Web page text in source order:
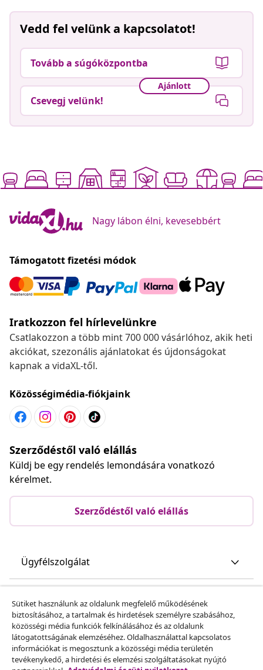
Vedd fel velünk a kapcsolatot!
Tovább a súgóközpontba
Ajánlott
Csevegj velünk!
Nagy lábon élni, kevesebbért
Támogatott fizetési módok
Iratkozzon fel hírlevelünkre
Csatlakozzon a több mint 700 000 vásárlóhoz, akik heti
akciókat, szezonális ajánlatokat és újdonságokat
kapnak a vidaXL-től.
Közösségimédia-fiókjaink
Szerződéstől való elállás
Küldj be egy rendelés lemondására vonatkozó
kérelmet.
Szerződéstől való elállás
Ügyfélszolgálat
vidaXL
Fedezz fel többet
Sütiket használunk az oldalunk megfelelő működésének
biztosításához, a tartalmak és hirdetések személyre szabásához,
közösségi média funkciók felkínálásához és az oldalunk
látogatottságának elemzéséhez. Oldalhasználattal kapcsolatos
információkat is megosztunk a közösségi média területén
tevékenykedő, a hirdetési és elemzési szolgáltatásokat nyújtó